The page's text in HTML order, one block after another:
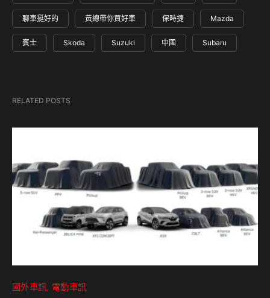
聊車挺好的 黃總帶你買好車 保時捷 Mazda
賓士 Skoda Suzuki 中國 Subaru
RELATED POSTS
國外車訊 電動車訊